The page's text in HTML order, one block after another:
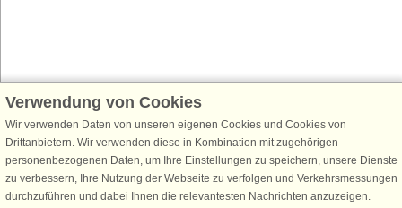
Schließen Sie sich 100.000 Ferienhaus-Fans an
Erhalten Sie einenWillkommensgutschein von 25 € für Ihren nächsten
Ferienhausurlaub - melden Sie sich einfach für den DanCenter Newsletter
an. Verpassen Sie nie wieder exklusive Angebote, Gewinnspiele und
Urlaubstipps!
Verwendung von Cookies
Wir verwenden Daten von unseren eigenen Cookies und Cookies von
Drittanbietern. Wir verwenden diese in Kombination mit zugehörigen
personenbezogenen Daten, um Ihre Einstellungen zu speichern, unsere Dienste
zu verbessern, Ihre Nutzung der Webseite zu verfolgen und Verkehrsmessungen
durchzuführen und dabei Ihnen die relevantesten Nachrichten anzuzeigen.